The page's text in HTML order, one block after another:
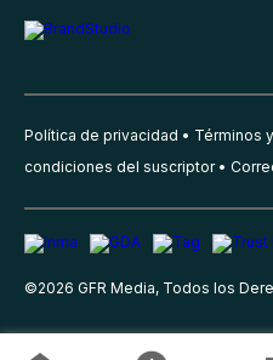
Política de privacidad Términos
condiciones del suscriptor
©2026 GFR Media, Todos los